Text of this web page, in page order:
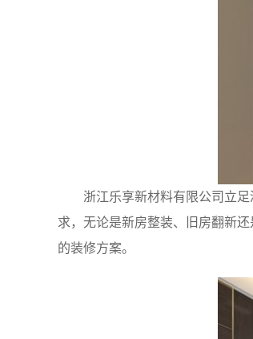
浙江乐享新材料有限公司立
求，无论是新房整装、旧房翻新
的装修方案。